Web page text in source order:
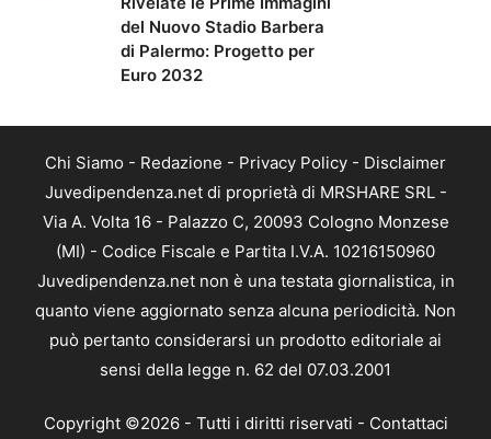
del Nuovo Stadio Barbera
di Palermo: Progetto per
Euro 2032
Chi Siamo - Redazione - Privacy Policy - Disclaimer
Juvedipendenza.net di proprietà di MRSHARE SRL -
Via A. Volta 16 - Palazzo C, 20093 Cologno Monzese
(MI) - Codice Fiscale e Partita I.V.A. 10216150960
Juvedipendenza.net non è una testata giornalistica, in
quanto viene aggiornato senza alcuna periodicità. Non
può pertanto considerarsi un prodotto editoriale ai
sensi della legge n. 62 del 07.03.2001
Copyright ©2026 - Tutti i diritti riservati - Contattaci